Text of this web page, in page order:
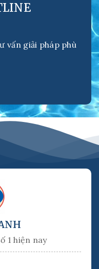
vấn giải pháp phù
1 hiện nay